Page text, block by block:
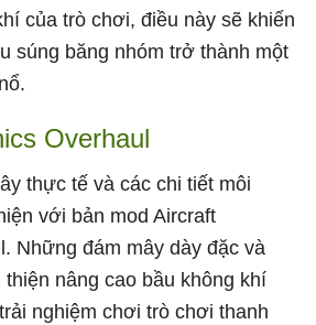
của trò chơi, điều này sẽ khiến
súng băng nhóm trở thành một
Overhaul
thực tế và các chi tiết môi
với bản mod Aircraft
Những đám mây dày đặc và
nâng cao bầu không khí
nghiệm chơi trò chơi thanh